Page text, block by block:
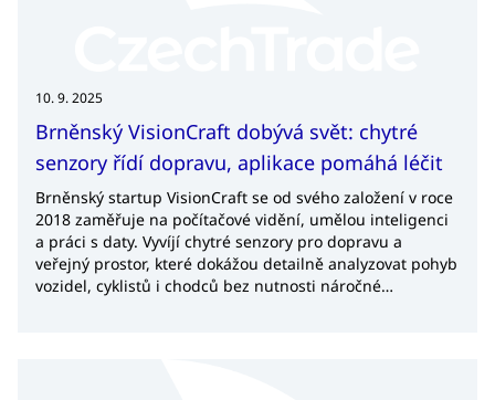
10. 9. 2025
Brněnský VisionCraft dobývá svět: chytré
senzory řídí dopravu, aplikace pomáhá léčit
Brněnský startup VisionCraft se od svého založení v roce
2018 zaměřuje na počítačové vidění, umělou inteligenci
a práci s daty. Vyvíjí chytré senzory pro dopravu a
veřejný prostor, které dokážou detailně analyzovat pohyb
vozidel, cyklistů i chodců bez nutnosti náročné